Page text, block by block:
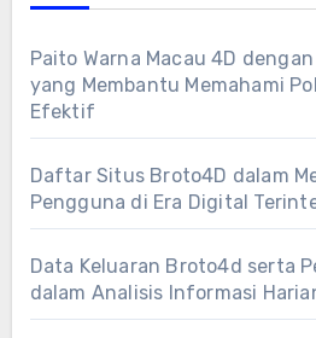
Paito Warna Macau 4D
yang Membantu Memahami
Efektif
Daftar Situs Broto4D dalam
Pengguna di Era Digital
Data Keluaran Broto4d serta
dalam Analisis Informasi